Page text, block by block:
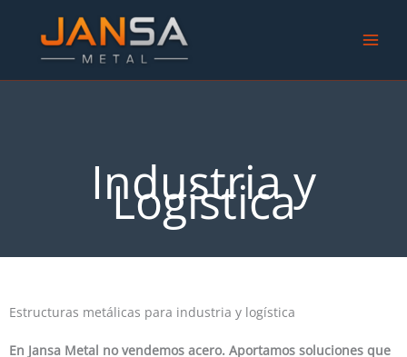
contenido
Industria y
Logística
Estructuras metálicas para industria y logística
En Jansa Metal no vendemos acero. Aportamos soluciones que